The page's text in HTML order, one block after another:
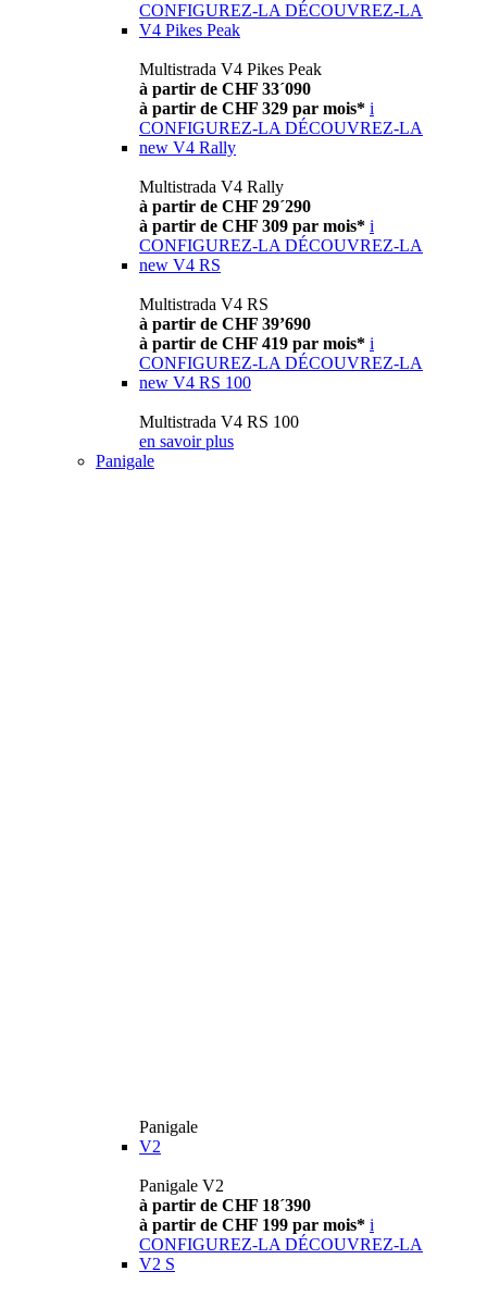
CONFIGUREZ-LA DÉCOUVREZ-LA
V4 Pikes Peak
Multistrada V4 Pikes Peak
à partir de CHF 33´090
à partir de CHF 329 par mois* i
CONFIGUREZ-LA DÉCOUVREZ-LA
new V4 Rally
Multistrada V4 Rally
à partir de CHF 29´290
à partir de CHF 309 par mois* i
CONFIGUREZ-LA DÉCOUVREZ-LA
new V4 RS
Multistrada V4 RS
à partir de CHF 39’690
à partir de CHF 419 par mois* i
CONFIGUREZ-LA DÉCOUVREZ-LA
new V4 RS 100
Multistrada V4 RS 100
en savoir plus
Panigale
Panigale
V2
Panigale V2
à partir de CHF 18´390
à partir de CHF 199 par mois* i
CONFIGUREZ-LA DÉCOUVREZ-LA
V2 S